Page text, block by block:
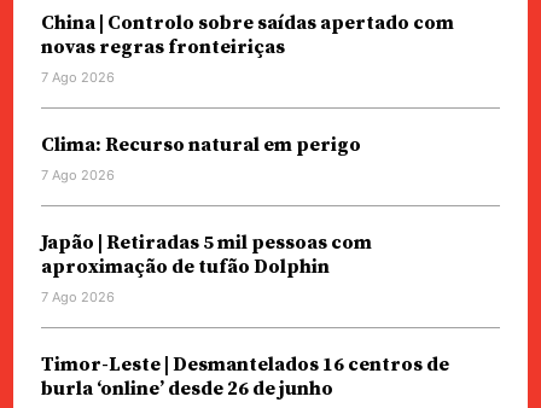
China | Controlo sobre saídas apertado com
novas regras fronteiriças
7 Ago 2026
Clima: Recurso natural em perigo
7 Ago 2026
Japão | Retiradas 5 mil pessoas com
aproximação de tufão Dolphin
7 Ago 2026
Timor-Leste | Desmantelados 16 centros de
burla ‘online’ desde 26 de junho